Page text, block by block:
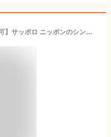
【先着順 最大300円OFFクーポン取得可】サッポロ ニッポンのシン・レモンサワー 350ml 缶 24本 1ケース【送料無料（一部地域除く）】 チューハイ ニッポンのシン レモンサワー サッポロビール